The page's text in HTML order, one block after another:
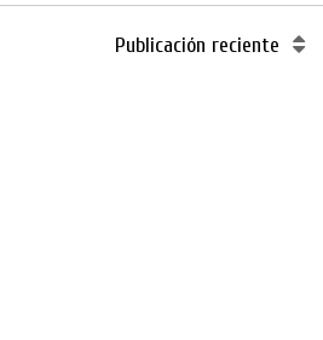
Publicación reciente